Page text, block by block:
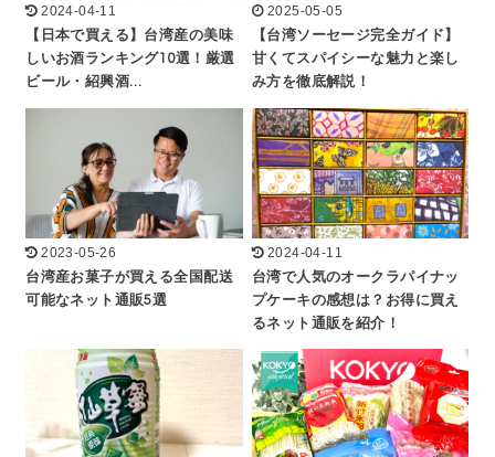
2024-04-11
【日本で買える】台湾産の美味
しいお酒ランキング10選！厳選
ビール・紹興酒…
2025-05-05
【台湾ソーセージ完全ガイド】
甘くてスパイシーな魅力と楽し
み方を徹底解説！
2023-05-26
台湾産お菓子が買える全国配送
可能なネット通販5選
2024-04-11
台湾で人気のオークラパイナッ
プケーキの感想は？お得に買え
るネット通販を紹介！